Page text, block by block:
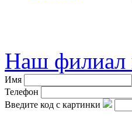
Наш
Имя
Телефон
Введите код с картинки